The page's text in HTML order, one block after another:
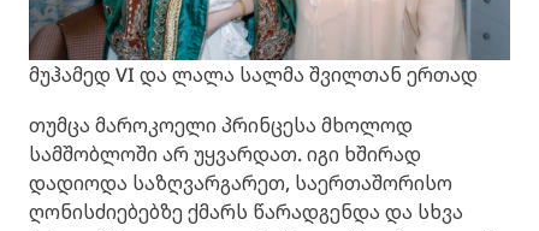
მუჰამედ VI და ლალა სალმა შვილთან ერთად
თუმცა მაროკოელი პრინცესა მხოლოდ
სამშობლოში არ უყვარდათ. იგი ხშირად
დადიოდა საზღვარგარეთ, საერთაშორისო
ღონისძიებებზე ქმარს წარადგენდა და სხვა